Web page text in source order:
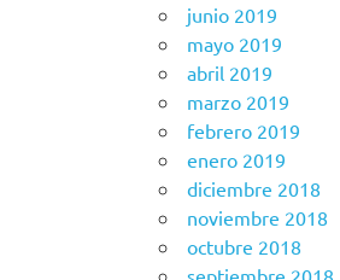
junio 2019
mayo 2019
abril 2019
marzo 2019
febrero 2019
enero 2019
diciembre 2018
noviembre 2018
octubre 2018